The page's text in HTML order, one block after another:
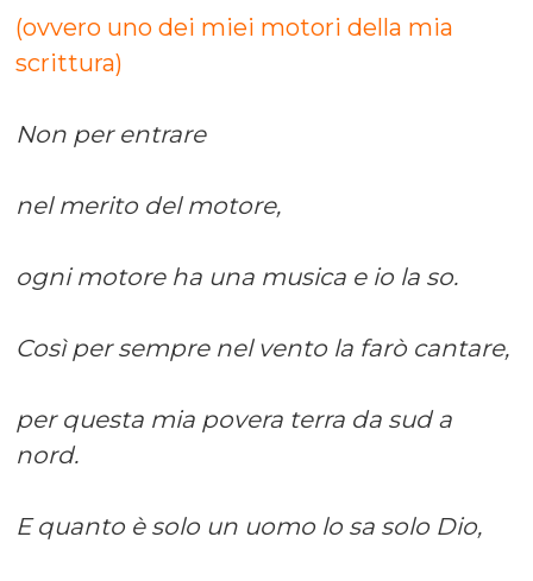
(ovvero uno dei miei motori della mia
scrittura)
Non per entrare
nel merito del motore,
ogni motore ha una musica e io la so.
Così per sempre nel vento la farò cantare,
per questa mia povera terra da sud a
nord.
E quanto è solo un uomo lo sa solo Dio,